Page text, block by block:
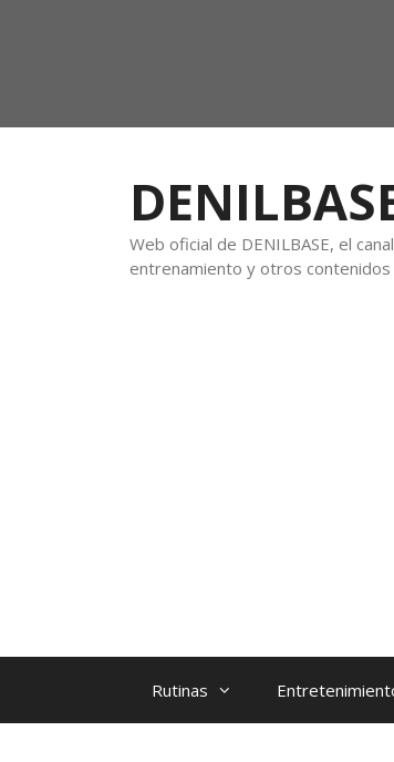
Web oficial de DENILBASE, el
entrenamiento y otros contenidos
Rutinas